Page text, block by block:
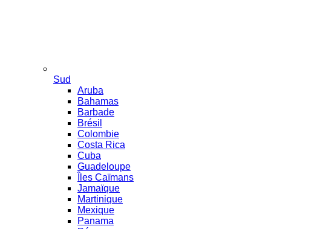
Sud
Aruba
Bahamas
Barbade
Brésil
Colombie
Costa Rica
Cuba
Guadeloupe
Îles Caïmans
Jamaïque
Martinique
Mexique
Panama